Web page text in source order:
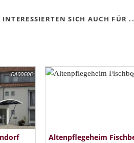
SICH AUCH FÜR
DA00606
Altenpflegeheim